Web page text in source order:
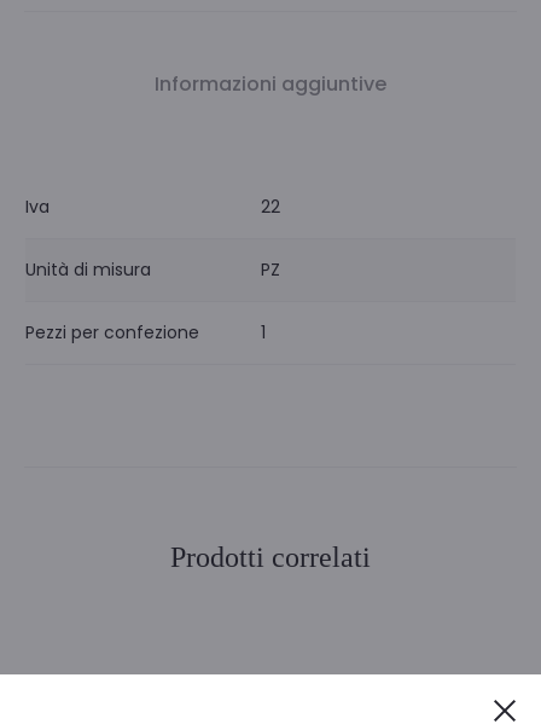
Informazioni aggiuntive
Iva 22
Unità di misura PZ
Pezzi per confezione 1
Prodotti correlati
GEL WINDOW STICKER
MAXI DADO SPUGNA